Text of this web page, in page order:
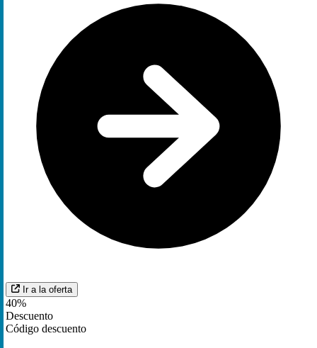
Ir a la oferta
40%
Descuento
Código descuento